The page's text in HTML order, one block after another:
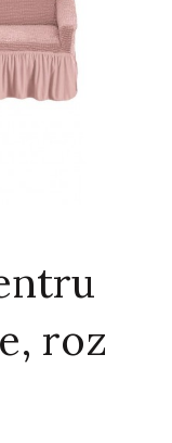
roz